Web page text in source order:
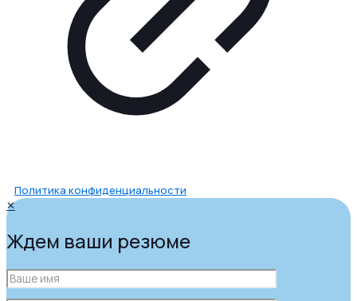
Политика конфиденциальности
✕
Ждем ваши резюме